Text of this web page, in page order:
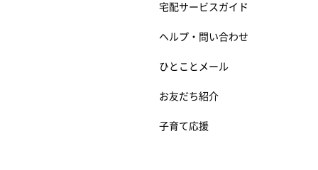
宅配サービスガイド
ヘルプ・問い合わせ
ひとことメール
お友だち紹介
子育て応援